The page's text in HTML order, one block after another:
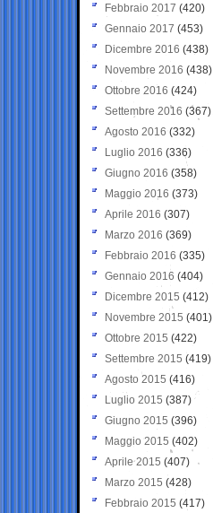
Febbraio 2017 (420)
Gennaio 2017 (453)
Dicembre 2016 (438)
Novembre 2016 (438)
Ottobre 2016 (424)
Settembre 2016 (367)
Agosto 2016 (332)
Luglio 2016 (336)
Giugno 2016 (358)
Maggio 2016 (373)
Aprile 2016 (307)
Marzo 2016 (369)
Febbraio 2016 (335)
Gennaio 2016 (404)
Dicembre 2015 (412)
Novembre 2015 (401)
Ottobre 2015 (422)
Settembre 2015 (419)
Agosto 2015 (416)
Luglio 2015 (387)
Giugno 2015 (396)
Maggio 2015 (402)
Aprile 2015 (407)
Marzo 2015 (428)
Febbraio 2015 (417)